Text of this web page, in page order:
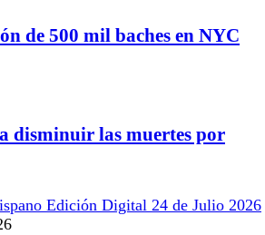
de 500 mil baches en NYC
disminuir las muertes por